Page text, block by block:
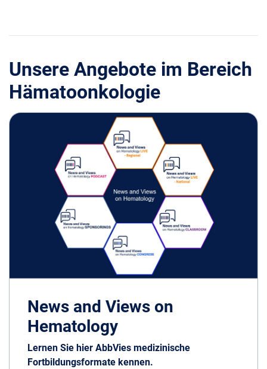
Unsere Angebote im Bereich
Hämatoonkologie
News and Views on
Hematology
Lernen Sie hier AbbVies medizinische
Fortbildungsformate kennen.